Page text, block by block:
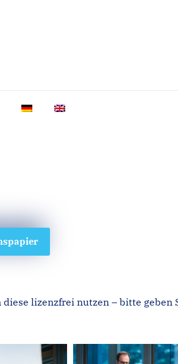
lizenzfrei nutzen – bitte geben